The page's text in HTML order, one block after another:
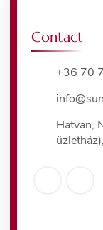
Contact
+36 70
Hatvan,